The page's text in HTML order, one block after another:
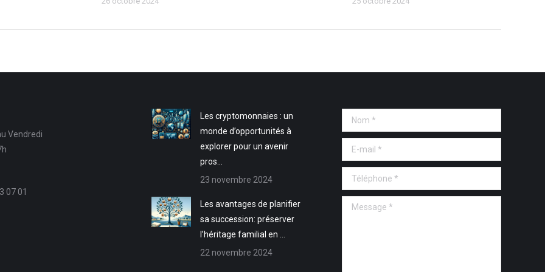
Vendredi
07 01
Les cryptomonnaies : un
monde d’opportunités à
explorer pour un avenir
pros…
23 novembre 2024
Les avantages de planifier
sa succession: préserver
l’héritage familial en …
22 novembre 2024
Nom *
E-mail *
Téléphone *
Message *